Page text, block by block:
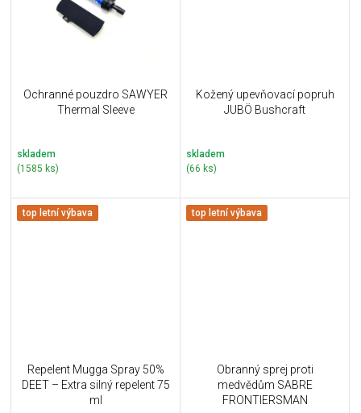
Ochranné pouzdro SAWYER
Thermal Sleeve
skladem
(1585 ks)
Kožený upevňovací popruh
JUBÖ Bushcraft
skladem
(66 ks)
top letní výbava
Repelent Mugga Spray 50%
DEET – Extra silný repelent 75
ml
top letní výbava
Obranný sprej proti
medvědům SABRE
FRONTIERSMAN